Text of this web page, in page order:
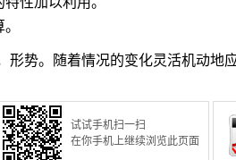
形势。随着情况的变化灵活机动地
试试手机扫一扫
在你手机上继续浏览此页面